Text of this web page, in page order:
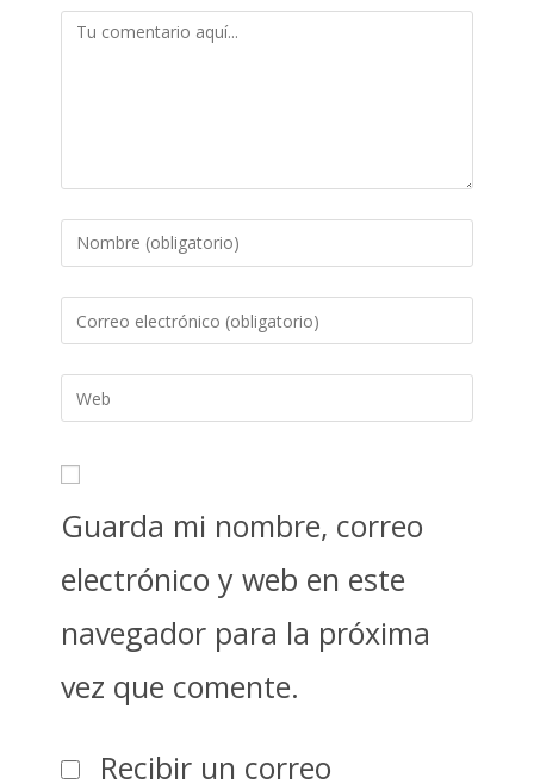
Guarda mi nombre, correo
electrónico y web en este
navegador para la próxima
vez que comente.
Recibir un correo